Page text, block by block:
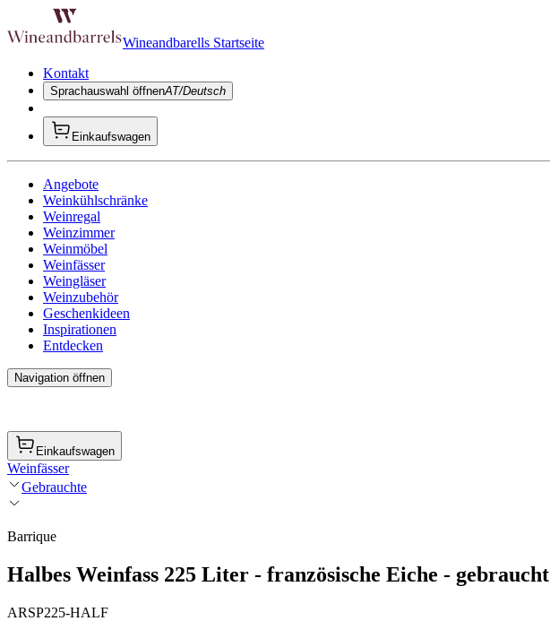
Wineandbarells Startseite
Kontakt
Sprachauswahl öffnenAT/Deutsch
Einkaufswagen
Angebote
Weinkühlschränke
Weinregal
Weinzimmer
Weinmöbel
Weinfässer
Weingläser
Weinzubehör
Geschenkideen
Inspirationen
Entdecken
Navigation öffnen
Einkaufswagen
Weinfässer
Gebrauchte
Barrique
Halbes Weinfass 225 Liter - französische Eiche - gebraucht
ARSP225-HALF